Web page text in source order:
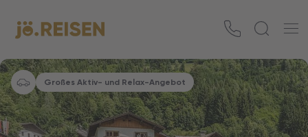
Großes Aktiv- und Relax-Angebot